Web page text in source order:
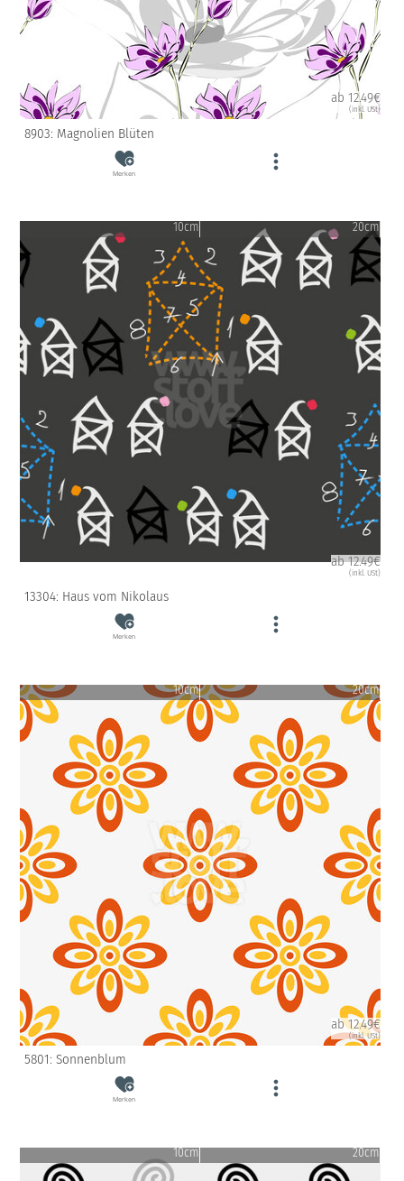
ab 12.49€
(inkl. USt)
8903: Magnolien Blüten
Merken
10cm 20cm
ab 12.49€
(inkl. USt)
13304: Haus vom Nikolaus
Merken
10cm 20cm
ab 12.49€
(inkl. USt)
5801: Sonnenblum
Merken
10cm 20cm